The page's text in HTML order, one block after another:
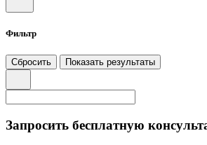
Фильтр
Сбросить Показать результаты
Запросить бесплатную